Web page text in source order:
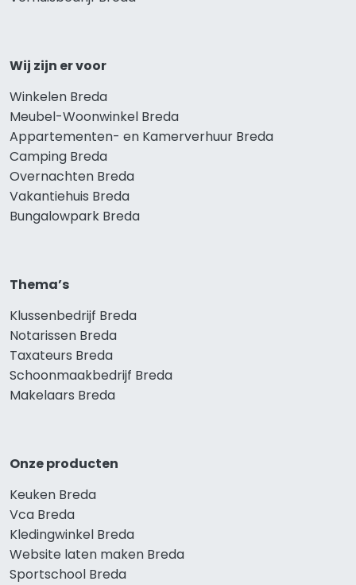
Wij zijn er voor
Winkelen Breda
Meubel-Woonwinkel Breda
Appartementen- en Kamerverhuur Breda
Camping Breda
Overnachten Breda
Vakantiehuis Breda
Bungalowpark Breda
Thema’s
Klussenbedrijf Breda
Notarissen Breda
Taxateurs Breda
Schoonmaakbedrijf Breda
Makelaars Breda
Onze producten
Keuken Breda
Vca Breda
Kledingwinkel Breda
Website laten maken Breda
Sportschool Breda